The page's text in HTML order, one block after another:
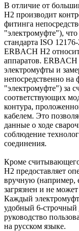
В отличие от
H2 производит
фитинга
"электромуфте"),
стандарта ISO
ERBACH H2
аппаратов. ERBACH
электромуфты и
непосредственно на
"электромуфте") за
соответствующих
контура,
кабелем. Это
данные о ходе
соблюдение
соединения.
Кроме
H2 предоставляет
вручную (например,
загрязнен и не
Каждый
удобный 6-строчный
руководство
на русском языке.